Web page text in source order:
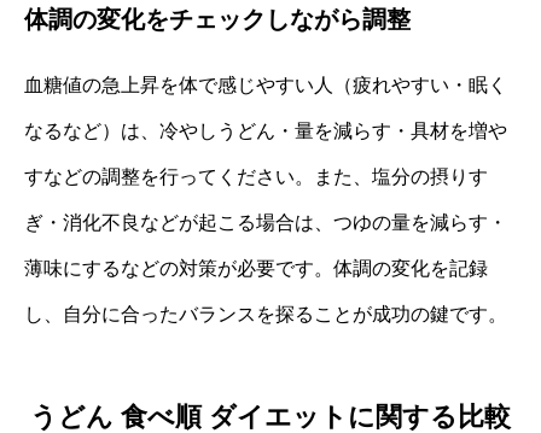
体調の変化をチェックしながら調整
血糖値の急上昇を体で感じやすい人（疲れやすい・眠く
なるなど）は、冷やしうどん・量を減らす・具材を増や
すなどの調整を行ってください。また、塩分の摂りす
ぎ・消化不良などが起こる場合は、つゆの量を減らす・
薄味にするなどの対策が必要です。体調の変化を記録
し、自分に合ったバランスを探ることが成功の鍵です。
うどん 食べ順 ダイエットに関する比較